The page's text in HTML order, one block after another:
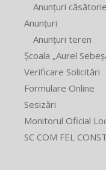
Anunțuri căsătorie
Anunțuri
Anunțuri teren
Școala „Aurel
Verificare Solicitări
Formulare Online
Sesizări
Monitorul Oficial
SC COM FEL